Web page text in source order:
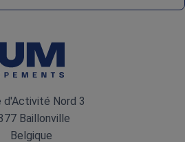
d'Activité Nord 3
Baillonville
Belgique